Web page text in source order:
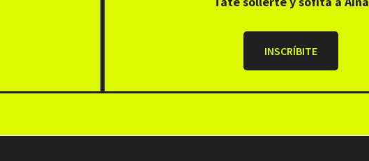
INSCRÍBITE